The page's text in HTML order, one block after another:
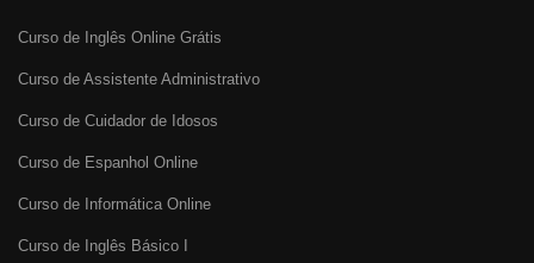
Curso de Inglês Online Grátis
Curso de Assistente Administrativo
Curso de Cuidador de Idosos
Curso de Espanhol Online
Curso de Informática Online
Curso de Inglês Básico I